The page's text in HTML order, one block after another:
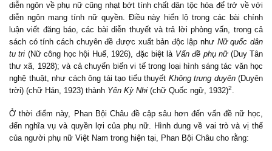
diễn ngôn về phụ nữ cũng nhạt bớt tính chất dân tộc hóa để trở về với
diễn ngôn mang tính nữ quyền. Điều này hiển lộ trong các bài chính
luận viết đăng báo, các bài diễn thuyết và trả lời phỏng vấn, trong cả
sách có tính cách chuyên đề được xuất bản độc lập như Nữ quốc dân
tu tri (Nữ công học hội Huế, 1926), đặc biệt là Vấn đề phụ nữ (Duy Tân
thư xã, 1928); và cả chuyển biến vi tế trong loại hình sáng tác văn học
nghệ thuật, như cách ông tái tạo tiểu thuyết Không trung duyên(Duyên
trời) (chữ Hán, 1923) thành Yên Kỳ Nhi (chữ Quốc ngữ, 1932)2.
Ở thời điểm này, Phan Bội Châu đề cập sâu hơn đến vấn đề nữ học,
đến nghĩa vụ và quyền lợi của phụ nữ. Hình dung về vai trò và vị thế
của người phụ nữ Việt Nam trong hiện tại, Phan Bội Châu cho rằng: